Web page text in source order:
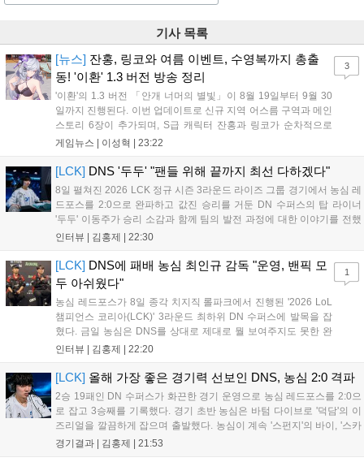
기사 목록
[뉴스] 잔홍, 링코와 여름 이벤트, 수영복까지 총출
동! '이환' 1.3 버전 방송 정리
'이환'의 1.3 버전 「안개 너머의 별빛」이 8월 19일부터 9월 30
일까지 진행된다. 이번 업데이트로 신규 지역 어스름 구역과 메인
스토리 6장이 추가되며, S급 캐릭터 잔홍과 링코가 순차적으로
등장한다. 여름 시즌을 맞아 비치발리볼, 수상 오토바이 등 다채
의성도 강화된다. 8월 11일까지 사용 가능한 교환 코드 3종이 제
게임뉴스 | 이성혁 | 23:22
3
[LCK] DNS '두두' "팬들 위해 끝까지 최선 다하겠다"
8일 펼쳐진 2026 LCK 정규 시즌 3라운드 라이즈 그룹 경기에서 농심 레
드포스를 2:0으로 완파하고 값진 승리를 거둔 DN 수퍼스의 탑 라이너
'두두' 이동주가 승리 소감과 함께 팀의 발전 과정에 대한 이야기를 전했
다. 먼저 오랜만의 2:0 완승에 대해 '두두'는 "진짜 오랜만에 거둔 2:0 승
인터뷰 | 김홍제 | 22:30
[LCK] DNS에 패배 농심 최인규 감독 "운영, 밴픽 모
두 아쉬웠다"
농심 레드포스가 8일 종각 치지직 롤파크에서 진행된 '2026 LoL
챔피언스 코리아(LCK)' 3라운드 최하위 DN 수퍼스에 발목을 잡
혔다. 금일 농심은 DNS를 상대로 제대로 뭘 보여주지도 못한 완
패를 당하고 말았다. 이하 농심 레드포스 최인규 감독과 '리헨즈'
인규 감독 : 모든 경...
인터뷰 | 김홍제 | 22:20
1
[LCK] 올해 가장 좋은 경기력 선보인 DNS, 농심 2:0 격파
2승 19패인 DN 수퍼스가 화끈한 경기 운영으로 농심 레드포스를 2:0으
로 잡고 3승째를 기록했다. 경기 초반 농심은 바텀 다이브로 '덕담'의 이
즈리얼을 깔끔하게 잡으며 출발했다. 농심이 계속 '스펀지'의 바이, '스카
웃'의 신드라가 맹활약하며 초반부터 잡은 주도권을 계속 잘 굴렸다.
경기결과 | 김홍제 | 21:53